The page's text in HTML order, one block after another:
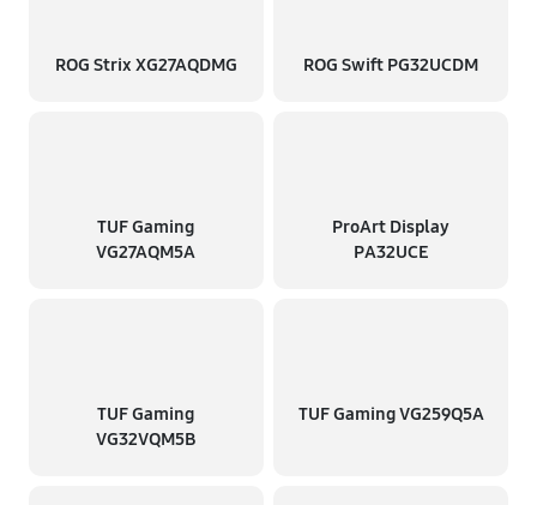
ROG Strix XG27AQDMG ROG Swift PG32UCDM
TUF Gaming
VG27AQM5A
ProArt Display
PA32UCE
TUF Gaming
VG32VQM5B
TUF Gaming VG259Q5A